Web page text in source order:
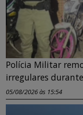
Polícia Militar
irregulares
05/08/2026 às 15:54